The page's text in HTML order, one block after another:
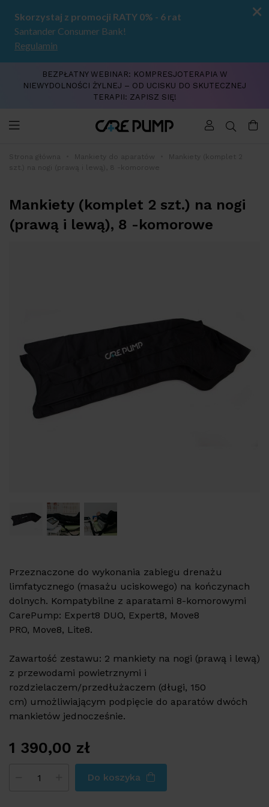
BEZPŁATNY WEBINAR: KOMPRESJOTERAPIA W
NIEWYDOLNOŚCI ŻYLNEJ – OD UCISKU DO SKUTECZNEJ
TERAPII: ZAPISZ SIĘ!
Strona główna Mankiety do aparatów
Mankiety (komplet 2
szt.) na nogi (prawą i lewą), 8 -komorowe
Mankiety (komplet 2 szt.) na nogi
(prawą i lewą), 8 -komorowe
Przeznaczone do wykonania zabiegu drenażu
limfatycznego (masażu uciskowego) na kończynach
dolnych. Kompatybilne z aparatami 8-komorowymi
CarePump: Expert8 DUO, Expert8, Move8
PRO, Move8, Lite8.
Zawartość zestawu: 2 mankiety na nogi (prawą i lewą)
z przewodami powietrznymi i
rozdzielaczem/przedłużaczem (długi, 150
cm) umożliwiającym podpięcie do aparatów dwóch
mankietów jednocześnie.
1 390,00 zł
Do koszyka